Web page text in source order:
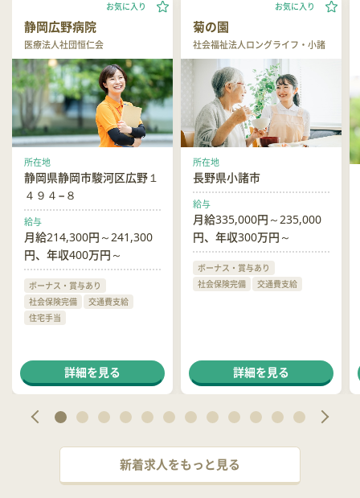
静岡広野病院
医療法人社団恒仁会
お気に入り
所在地
静岡県静岡市駿河区広野１
４９４−８
給与
月給214,300円～241,300
円、年収400万円～
ボーナス・賞与あり
社会保険完備
交通費支給
住宅手当
詳細を見る
菊の園
社会福祉法人ロングライフ・小諸
お気に入り
所在地
長野県小諸市
給与
月給335,000円～235,000
円、年収300万円～
ボーナス・賞与あり
社会保険完備
交通費支給
詳細を見る
新着求人をもっと見る